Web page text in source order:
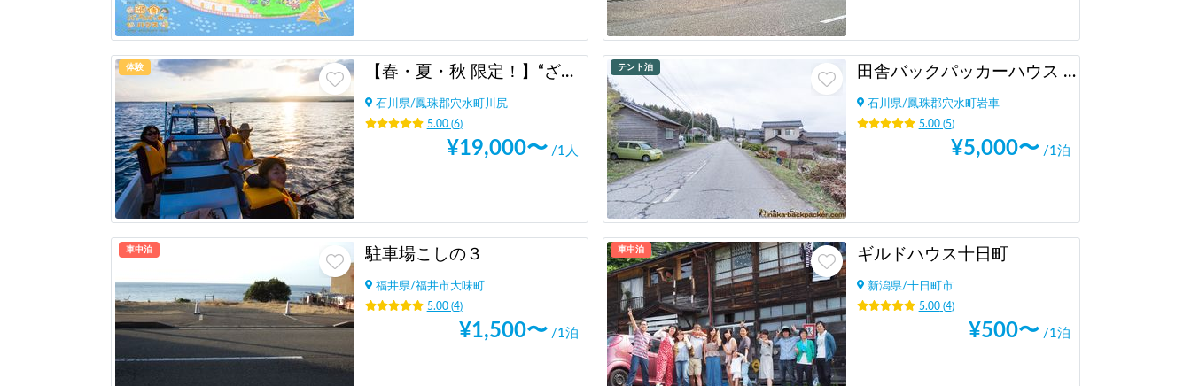
体験 【春・夏・秋 限定！】“ざっくばらん”な田舎ライフスタイル体験 『洋上パーティー』
石川県/鳳珠郡穴水町川尻
5.00(6)
¥19,000〜 /1人
テント泊 田舎バックパッカーハウス Station 2
石川県/鳳珠郡穴水町岩車
5.00(5)
¥5,000〜 /1泊
車中泊 駐車場こしの３
福井県/福井市大味町
5.00(4)
¥1,500〜 /1泊
車中泊 ギルドハウス十日町
新潟県/十日町市
5.00(4)
¥500〜 /1泊